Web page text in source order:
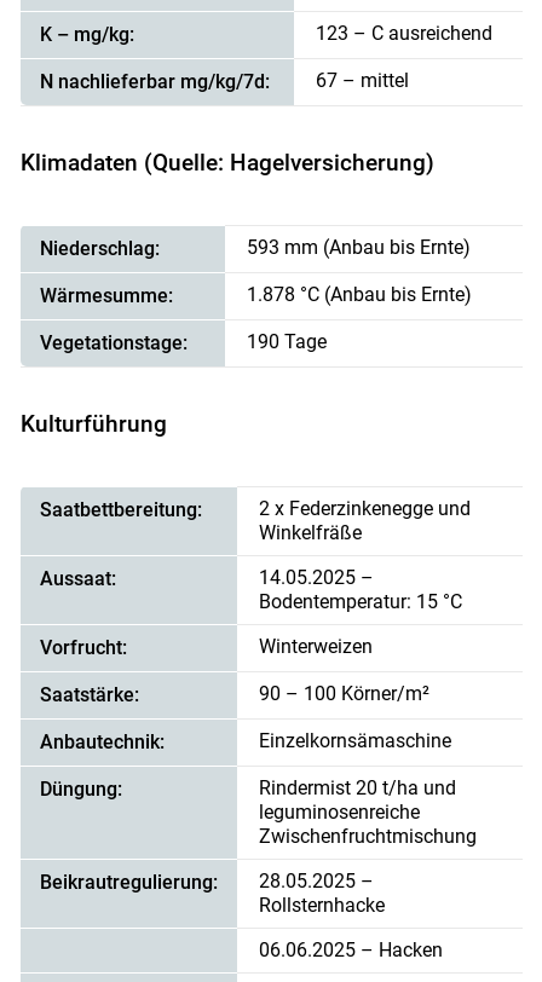
Skip to main content
K – mg/kg: 123 – C ausreichend
N nachlieferbar mg/kg/7d: 67 – mittel
Klimadaten (Quelle: Hagelversicherung)
Niederschlag: 593 mm (Anbau bis Ernte)
Wärmesumme: 1.878 °C (Anbau bis Ernte)
Vegetationstage: 190 Tage
Kulturführung
Saatbettbereitung:
2 x Federzinkenegge und
Winkelfräße
Aussaat:
14.05.2025 –
Bodentemperatur: 15 °C
Vorfrucht:
Winterweizen
Saatstärke: 90 – 100 Körner/m²
Anbautechnik: Einzelkornsämaschine
Düngung:
Rindermist 20 t/ha und
leguminosenreiche
Zwischenfruchtmischung
Beikrautregulierung:
28.05.2025 –
Rollsternhacke
06.06.2025 – Hacken